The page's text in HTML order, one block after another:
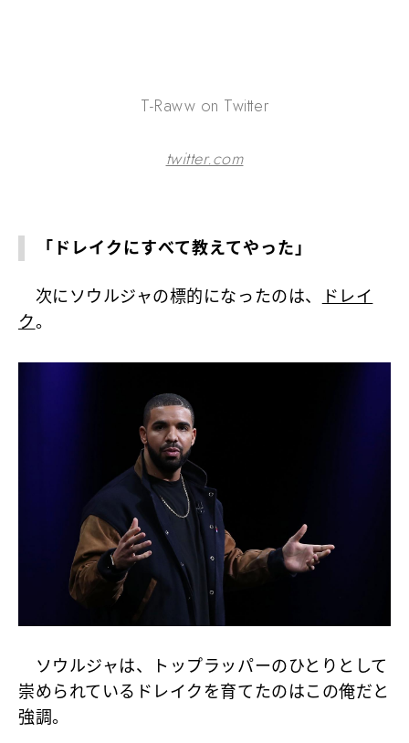
T-Raww on Twitter
twitter.com
「ドレイクにすべて教えてやった」
次にソウルジャの標的になったのは、ドレイ
ク。
ソウルジャは、トップラッパーのひとりとして
崇められているドレイクを育てたのはこの俺だと
強調。